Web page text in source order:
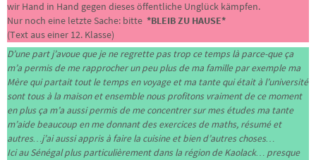
wir Hand in Hand gegen dieses öffentliche Unglück kämpfen.
Nur noch eine letzte Sache: bitte *BLEIB ZU HAUSE*
(Text aus einer 12. Klasse)
D’une part j’avoue que je ne regrette pas trop ce temps là parce-que ça
m’a permis de me rapprocher un peu plus de ma famille par exemple ma
Mère qui partait tout le temps en voyage et ma tante qui était à l’université
sont tous à la maison et ensemble nous profitons vraiment de ce moment
en plus ça m’a aussi permis de me concentrer sur mes études ma tante
m’aide beaucoup en me donnant des exercices de maths, résumé et
autres…j’ai aussi appris à faire la cuisine et bien d’autres choses…
Ici au Sénégal plus particulièrement dans la région de Kaolack… presque